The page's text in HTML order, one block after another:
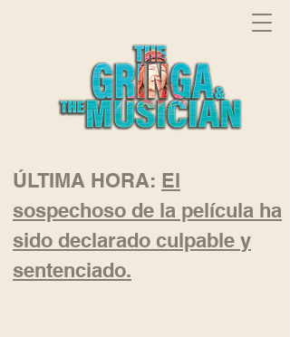
ÚLTIMA HORA: El
sospechoso de la película ha
sido declarado culpable y
sentenciado.